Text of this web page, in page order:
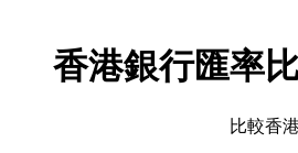
香港銀行匯率
比較香